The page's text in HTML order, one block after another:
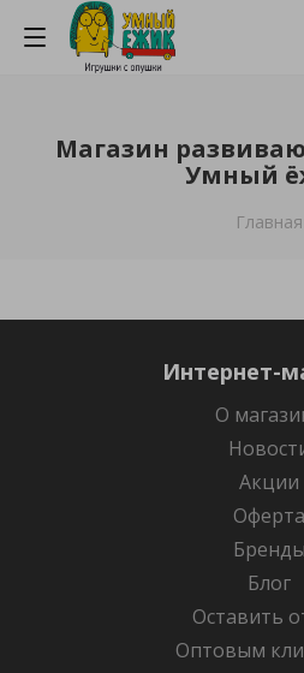
Магазин
Умный
Главная
Интернет-
О
Акции
Оферта
Бренды
Блог
Оставить
Оптовым